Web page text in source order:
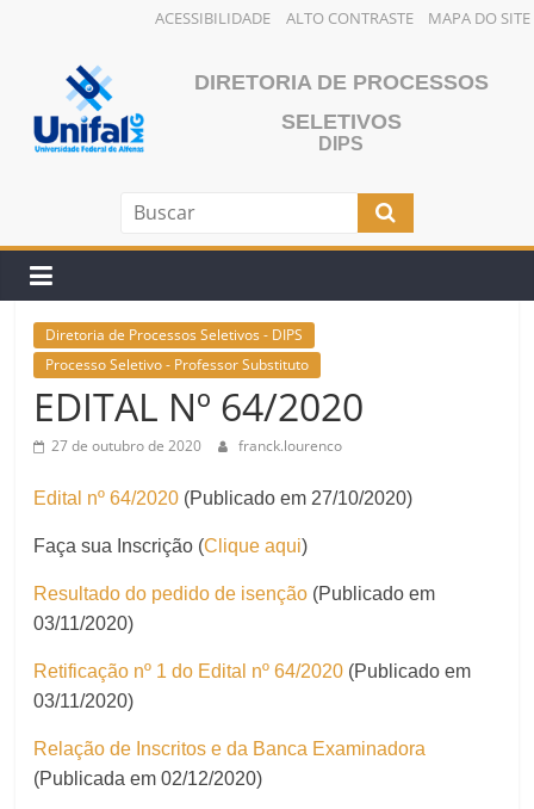
ACESSIBILIDADE ALTO CONTRASTE MAPA DO SITE
conteúdo
DIRETORIA DE PROCESSOS
SELETIVOS
DIPS
Diretoria de Processos Seletivos - DIPS
Processo Seletivo - Professor Substituto
EDITAL Nº 64/2020
27 de outubro de 2020 franck.lourenco
Edital nº 64/2020 (Publicado em 27/10/2020)
Faça sua Inscrição (Clique aqui)
Resultado do pedido de isenção (Publicado em
03/11/2020)
Retificação nº 1 do Edital nº 64/2020 (Publicado em
03/11/2020)
Relação de Inscritos e da Banca Examinadora
(Publicada em 02/12/2020)